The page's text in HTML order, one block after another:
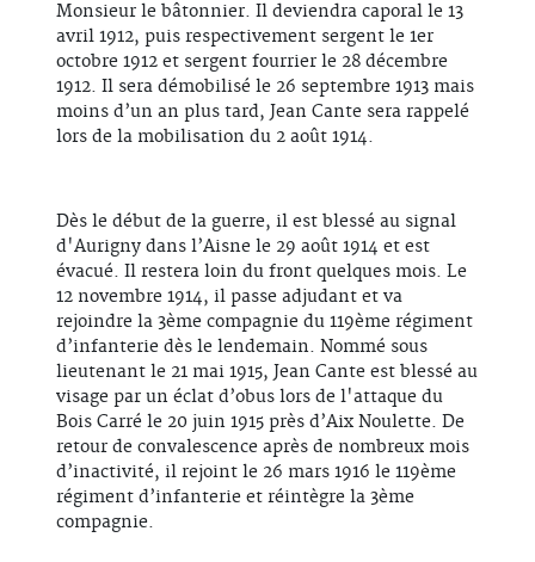
Monsieur le bâtonnier. Il deviendra caporal le 13
avril 1912, puis respectivement sergent le 1er
octobre 1912 et sergent fourrier le 28 décembre
1912. Il sera démobilisé le 26 septembre 1913 mais
moins d’un an plus tard, Jean Cante sera rappelé
lors de la mobilisation du 2 août 1914.
Dès le début de la guerre, il est blessé au signal
d'Aurigny dans l’Aisne le 29 août 1914 et est
évacué. Il restera loin du front quelques mois. Le
12 novembre 1914, il passe adjudant et va
rejoindre la 3ème compagnie du 119ème régiment
d’infanterie dès le lendemain. Nommé sous
lieutenant le 21 mai 1915, Jean Cante est blessé au
visage par un éclat d’obus lors de l'attaque du
Bois Carré le 20 juin 1915 près d’Aix Noulette. De
retour de convalescence après de nombreux mois
d’inactivité, il rejoint le 26 mars 1916 le 119ème
régiment d’infanterie et réintègre la 3ème
compagnie.